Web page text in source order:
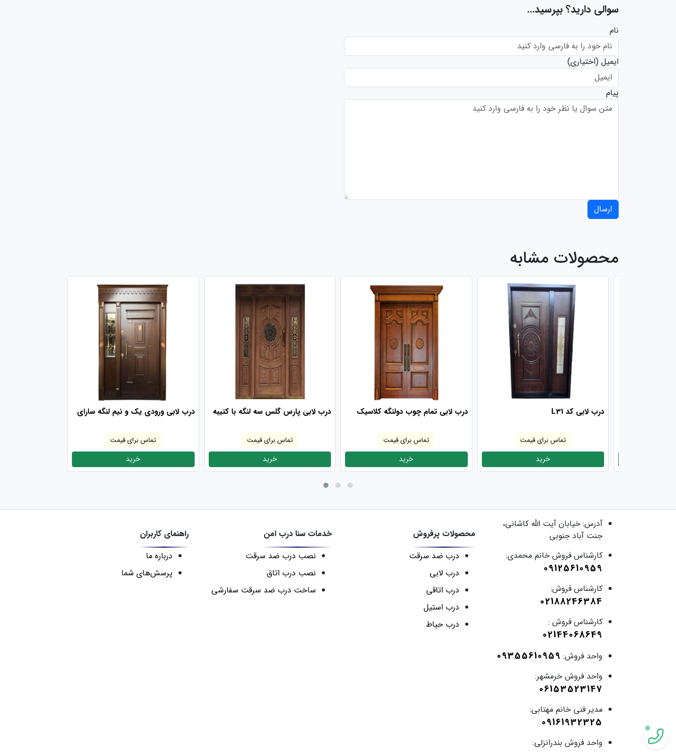
سوالی دارید؟ بپرسید...
نام
ایمیل (اختیاری)
پیام
ارسال
محصولات مشابه
درب لابی ورودی یک و نیم لنگه سارای
تماس برای قیمت
خرید
درب لابی پارس گلس سه لنگه با کتیبه
تماس برای قیمت
خرید
درب لابی تمام چوب دولنگه کلاسیک
تماس برای قیمت
خرید
درب لابی کد L31
تماس برای قیمت
خرید
آدرس: خیابان آیت الله کاشانی،
جنت آباد جنوبی
کارشناس فروش خانم محمدی:
09125610959
کارشناس فروش:
02188246384
کارشناس فروش :
02144068649
واحد فروش: 09355610959
واحد فروش خرمشهر:
06153523147
مدیر فنی خانم مهتابی:
09161932325
واحد فروش بندرانزلی:
محصولات پرفروش
درب ضد سرقت
درب لابی
درب اتاقی
درب استیل
درب حیاط
خدمات سنا درب امن
نصب درب ضد سرقت
نصب درب اتاق
ساخت درب ضد سرقت سفارشی
راهنمای کاربران
درباره ما
پرسش‌های شما